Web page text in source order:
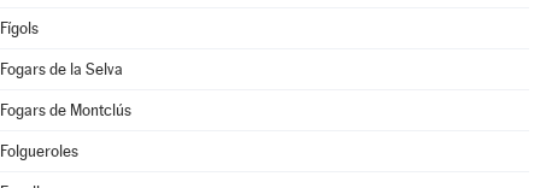
Fígols
Fogars de la Selva
Fogars de Montclús
Folgueroles